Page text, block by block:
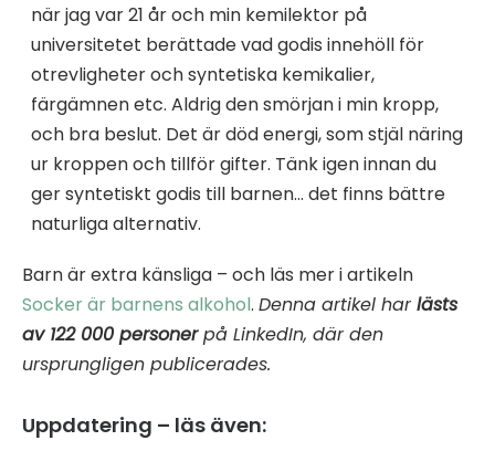
när jag var 21 år och min kemilektor på
universitetet berättade vad godis innehöll för
otrevligheter och syntetiska kemikalier,
färgämnen etc. Aldrig den smörjan i min kropp,
och bra beslut. Det är död energi, som stjäl näring
ur kroppen och tillför gifter. Tänk igen innan du
ger syntetiskt godis till barnen… det finns bättre
naturliga alternativ.
Barn är extra känsliga – och läs mer i artikeln
Socker är barnens alkohol. Denna artikel harlästs
av 122 000 personerpå LinkedIn, där den
ursprungligen publicerades.
Uppdatering – läs även: